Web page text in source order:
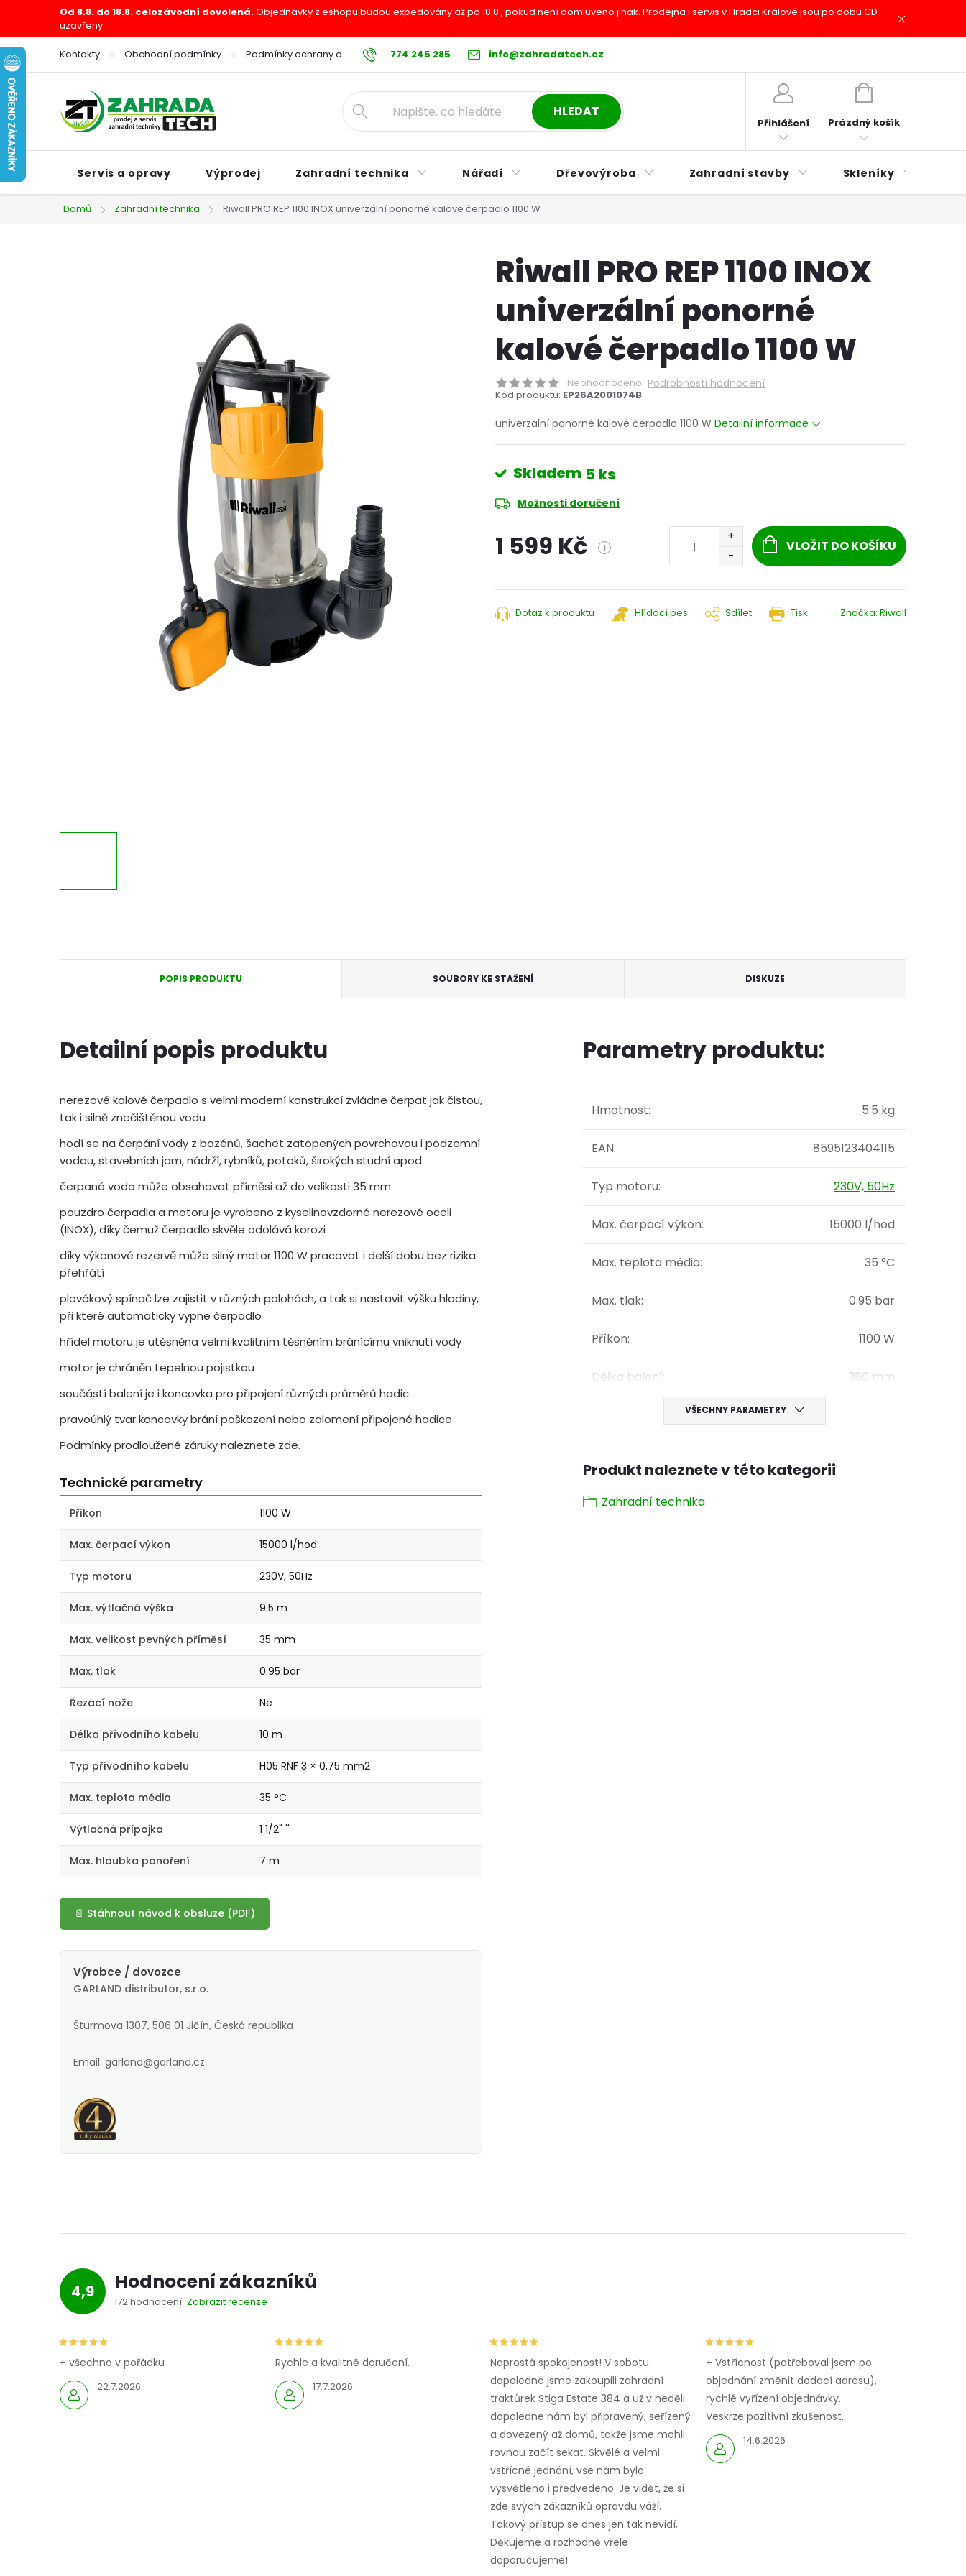
obsah
Od 8.8. do 18.8. celozávodní dovolená.Objednávky z eshopu budou expedovány až po 18.8., pokud není domluveno jinak. Prodejna i servis v Hradci Králové jsou po dobu CD
uzavřeny.
774 245 285 info@zahradatech.cz
Kontakty Obchodní podmínky Podmínky ochrany osobních údajů Reklamační řád Postup při nákupu na splátky ESSOX
HLEDAT
Přihlášení
NÁKUPNÍ
Prázdný košík
Servis a opravy Výprodej Zahradní technika Nářadí Dřevovýroba Zahradní stavby Skleníky
Domů Zahradní technika Riwall PRO REP 1100 INOX univerzální ponorné kalové čerpadlo 1100 W
Riwall PRO REP 1100 INOX
univerzální ponorné
kalové čerpadlo 1100 W
Neohodnoceno Podrobnosti hodnocení
Kód produktu: EP26A2001074B
univerzální ponorné kalové čerpadlo 1100 W Detailní informace
Skladem 5 ks
Možnosti doručení
1 599 Kč i VLOŽIT DO KOŠÍKU
Tisk
Dotaz k produktu Hlídací pes Sdílet Značka: Riwall
POPIS PRODUKTU SOUBORY KE STAŽENÍ DISKUZE
Detailní popis produktu
nerezové kalové čerpadlo s velmi moderní konstrukcí zvládne čerpat jak čistou,
tak i silně znečištěnou vodu
hodí se na čerpání vody z bazénů, šachet zatopených povrchovou i podzemní
vodou, stavebních jam, nádrží, rybníků, potoků, širokých studní apod.
čerpaná voda může obsahovat příměsi až do velikosti 35 mm
pouzdro čerpadla a motoru je vyrobeno z kyselinovzdorné nerezové oceli
(INOX), díky čemuž čerpadlo skvěle odolává korozi
díky výkonové rezervě může silný motor 1100 W pracovat i delší dobu bez rizika
přehřátí
plovákový spínač lze zajistit v různých polohách, a tak si nastavit výšku hladiny,
při které automaticky vypne čerpadlo
hřídel motoru je utěsněna velmi kvalitním těsněním bránícímu vniknutí vody
motor je chráněn tepelnou pojistkou
součástí balení je i koncovka pro připojení různých průměrů hadic
pravoúhlý tvar koncovky brání poškození nebo zalomení připojené hadice
Podmínky prodloužené záruky naleznete zde.
Technické parametry
Příkon 1100 W
Max. čerpací výkon 15000 l/hod
Typ motoru 230V, 50Hz
Max. výtlačná výška 9.5 m
Max. velikost pevných příměsí 35 mm
Max. tlak 0.95 bar
Řezací nože Ne
Délka přívodního kabelu 10 m
Typ přívodního kabelu H05 RNF 3 × 0,75 mm2
Max. teplota média 35 °C
Výtlačná přípojka 1 1/2" ''
Max. hloubka ponoření 7 m
📄 Stáhnout návod k obsluze (PDF)
Výrobce / dovozce
GARLAND distributor, s.r.o.
Šturmova 1307, 506 01 Jičín, Česká republika
Email: garland@garland.cz
Parametry produktu:
Hmotnost: 5.5 kg
EAN: 8595123404115
Typ motoru: 230V, 50Hz
Max. čerpací výkon: 15000 l/hod
Max. teplota média: 35 °C
Max. tlak: 0.95 bar
Příkon: 1100 W
Délka balení: 380 mm
VŠECHNY PARAMETRY
Produkt naleznete v této kategorii
Zahradní technika
4,9 Hodnocení zákazníků
172 hodnocení Zobrazit recenze
22.7.2026
+ všechno v pořádku
17.7.2026
Rychle a kvalitně doručení.
Naprostá spokojenost! V sobotu
dopoledne jsme zakoupili zahradní
traktůrek Stiga Estate 384 a už v neděli
dopoledne nám byl připravený, seřízený
a dovezený až domů, takže jsme mohli
rovnou začít sekat. Skvělé a velmi
vstřícné jednání, vše nám bylo
vysvětleno i předvedeno. Je vidět, že si
zde svých zákazníků opravdu váží.
Takový přístup se dnes jen tak nevidí.
Děkujeme a rozhodně vřele
doporučujeme!
14.6.2026
+ Vstřícnost (potřeboval jsem po
objednání změnit dodací adresu),
rychlé vyřízení objednávky.
Veskrze pozitivní zkušenost.